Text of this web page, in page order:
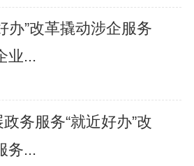
办”改革撬动涉企服务
业...
务服务“就近好办”改
务...